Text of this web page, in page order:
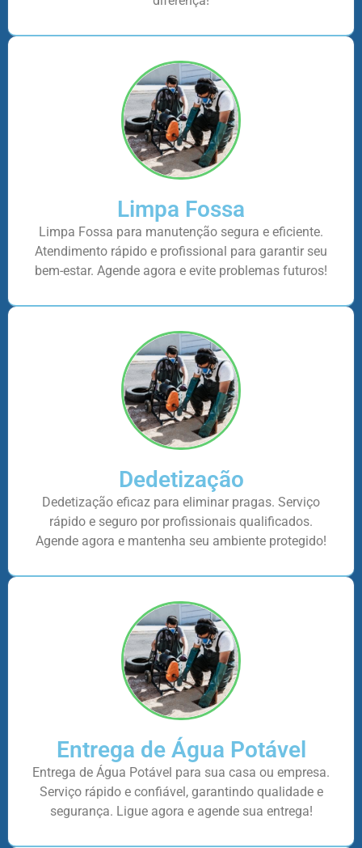
Limpa Fossa
Limpa Fossa para manutenção segura e eficiente.
Atendimento rápido e profissional para garantir seu
bem-estar. Agende agora e evite problemas futuros!
Dedetização
Dedetização eficaz para eliminar pragas. Serviço
rápido e seguro por profissionais qualificados.
Agende agora e mantenha seu ambiente protegido!
Entrega de Água Potável
Entrega de Água Potável para sua casa ou empresa.
Serviço rápido e confiável, garantindo qualidade e
segurança. Ligue agora e agende sua entrega!